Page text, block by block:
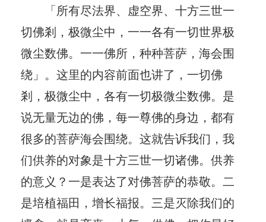
「所有尽法界、虚空界、十方三世一
切佛剎，极微尘中，一一各有一切世界极
微尘数佛。一一佛所，种种菩萨，海会围
绕」。这里的内容前面也讲了，一切佛
剎，极微尘中，各有一切极微尘数佛。是
说无量无边的佛，每一尊佛的身边，都有
很多的菩萨海会围绕。这就告诉我们，我
们供养的对象是十方三世一切诸佛。供养
的意义？一是表达了对佛菩萨的恭敬。二
是培植福田，增长福报。三是灭除我们的